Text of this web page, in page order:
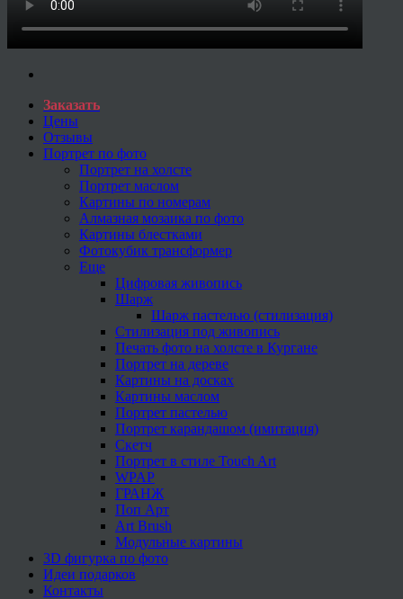
Заказать
Цены
Отзывы
Портрет по фото
Портрет на холсте
Портрет маслом
Картины по номерам
Алмазная мозаика по фото
Картины блестками
Фотокубик трансформер
Еще
Цифровая живопись
Шарж
Шарж пастелью (стилизация)
Стилизация под живопись
Печать фото на холсте в Кургане
Портрет на дереве
Картины на досках
Картины маслом
Портрет пастелью
Портрет карандашом (имитация)
Скетч
Портрет в стиле Touch Art
WPAP
ГРАНЖ
Поп Арт
Art Brush
Модульные картины
3D фигурка по фото
Идеи подарков
Контакты